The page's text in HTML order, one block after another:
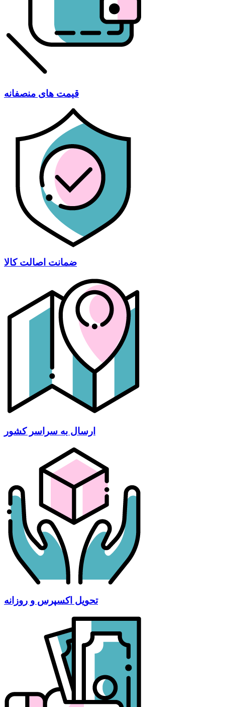
قیمت های منصفانه
ضمانت اصالت کالا
ارسال به سراسر کشور
تحویل اکسپرس و روزانه